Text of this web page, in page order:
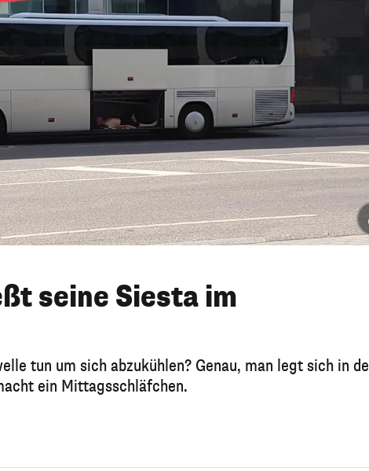
seine Siesta im
tun um sich abzukühlen? Genau, man legt sich in
ein Mittagsschläfchen.